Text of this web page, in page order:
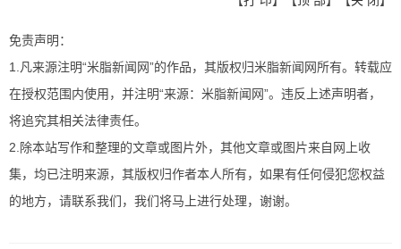
免责声明：
1.凡来源注明“米脂新闻网”的作品，其版权归米脂新闻网所有。转载应
在授权范围内使用，并注明“来源：米脂新闻网”。违反上述声明者，
将追究其相关法律责任。
2.除本站写作和整理的文章或图片外，其他文章或图片来自网上收
集，均已注明来源，其版权归作者本人所有，如果有任何侵犯您权益
的地方，请联系我们，我们将马上进行处理，谢谢。